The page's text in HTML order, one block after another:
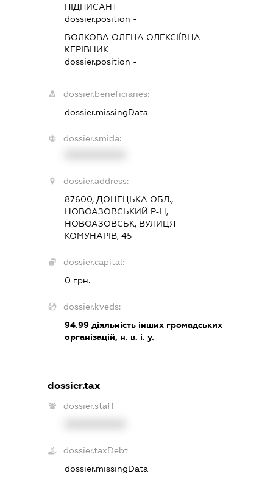
ПІДПИСАНТ
dossier.position -
ВОЛКОВА ОЛЕНА ОЛЕКСІЇВНА -
КЕРІВНИК
dossier.position -
dossier.beneficiaries:
dossier.missingData
dossier.smida:
dossier.address:
87600, ДОНЕЦЬКА ОБЛ.,
НОВОАЗОВСЬКИЙ Р-Н,
НОВОАЗОВСЬК, ВУЛИЦЯ
КОМУНАРІВ, 45
dossier.capital:
0 грн.
dossier.kveds:
94.99діяльність інших громадських
організацій, н. в. і. у.
dossier.tax
dossier.staff
dossier.taxDebt
dossier.missingData